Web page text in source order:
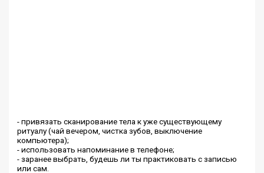
- привязать сканирование тела к уже существующему
ритуалу (чай вечером, чистка зубов, выключение
компьютера);
- использовать напоминание в телефоне;
- заранее выбрать, будешь ли ты практиковать с записью
или сам.